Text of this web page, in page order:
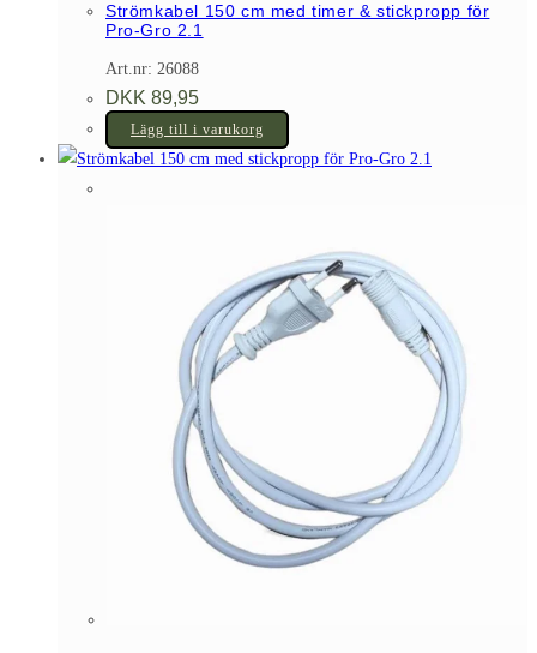
Strömkabel 150 cm med timer & stickpropp för
Pro-Gro 2.1
Art.nr: 26088
DKK 89,95
Lägg till i varukorg